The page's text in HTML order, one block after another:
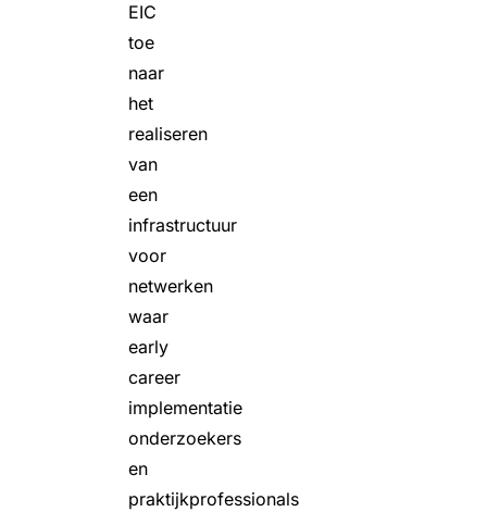
EIC
toe
naar
het
realiseren
van
een
infrastructuur
voor
netwerken
waar
early
career
implementatie
onderzoekers
en
praktijkprofessionals